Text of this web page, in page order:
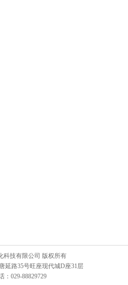
科技有限公司 版权所有
延路35号旺座现代城D座31层
：029-88829729